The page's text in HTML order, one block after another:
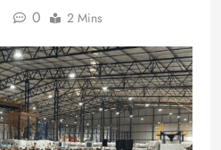
0 2 Mins